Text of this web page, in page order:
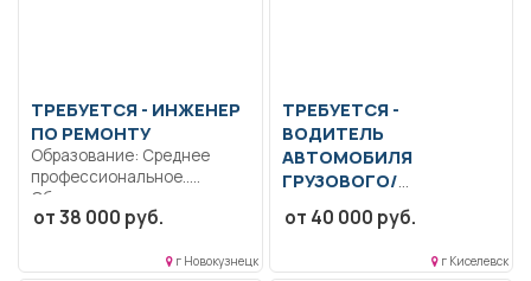
ТРЕБУЕТСЯ - ИНЖЕНЕР
ПО РЕМОНТУ
Образование: Среднее
профессиональное..
Обеспечивает исправное
состояние
от 38 000 руб.
г Новокузнецк
ТРЕБУЕТСЯ -
ВОДИТЕЛЬ
АВТОМОБИЛЯ
ГРУЗОВОГО/
СПЕЦИАЛЬНОГО
Образование: Общее
сопровождение
от 40 000 руб.
г Киселевск